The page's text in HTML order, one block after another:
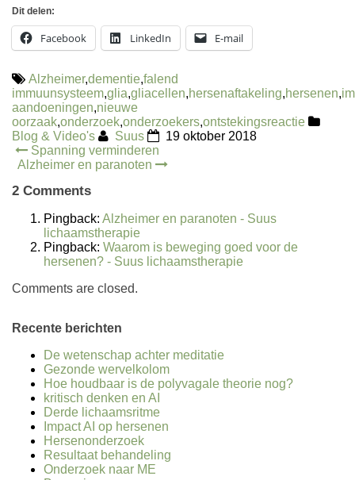
Dit delen:
Facebook LinkedIn E-mail
Alzheimer,dementie,falend
immuunsysteem,glia,gliacellen,hersenaftakeling,hersenen,
aandoeningen,nieuwe
oorzaak,onderzoek,onderzoekers,ontstekingsreactie
Blog & Video's
Suus 19 oktober 2018
Post
navigation
Spanning verminderen
Alzheimer en paranoten
2 Comments
Pingback: Alzheimer en paranoten - Suus
lichaamstherapie
Pingback: Waarom is beweging goed voor de
hersenen? - Suus lichaamstherapie
Comments are closed.
Recente berichten
De wetenschap achter meditatie
Gezonde wervelkolom
Hoe houdbaar is de polyvagale theorie nog?
kritisch denken en AI
Derde lichaamsritme
Impact AI op hersenen
Hersenonderzoek
Resultaat behandeling
Onderzoek naar ME